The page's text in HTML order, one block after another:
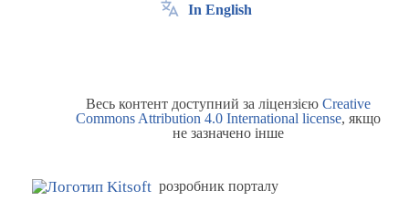
In English
Весь контент доступний за ліцензією Creative
Commons Attribution 4.0 International license, якщо
не зазначено інше
розробник порталу